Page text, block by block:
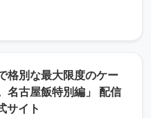
格別な最大限度のケー
名古屋飯特別編」 配信
サイト